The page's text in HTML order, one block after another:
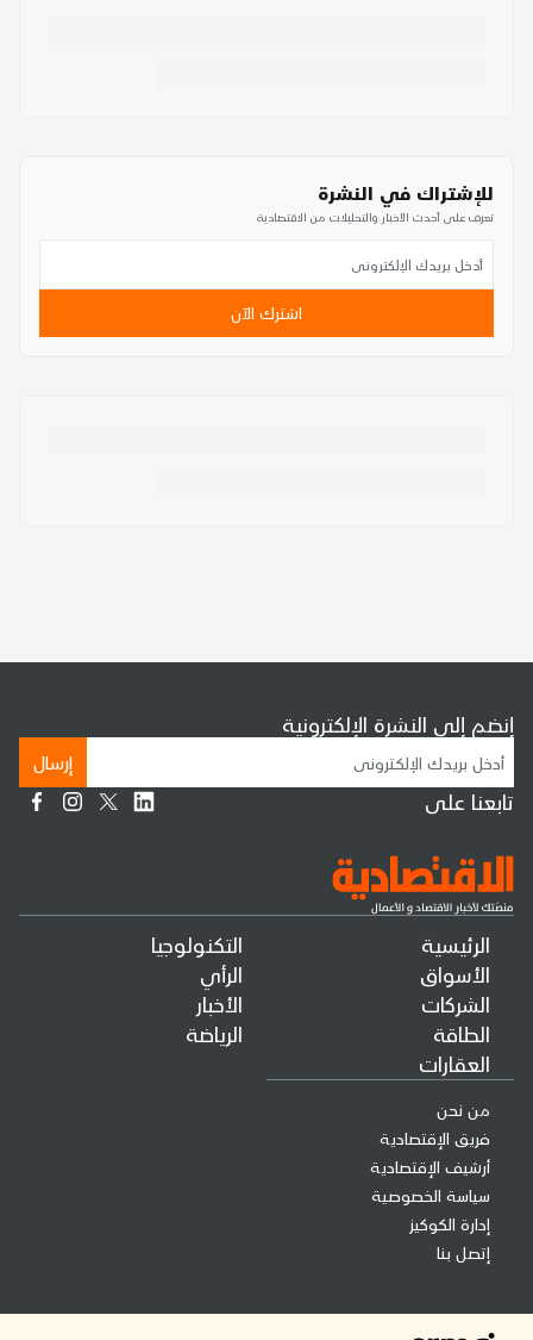
للإشتراك في النشرة
تعرف على أحدث الأخبار والتحليلات من الاقتصادية
اشترك الآن
الرئيسية
الأسواق
الشركات
الطاقة
العقارات
التكنولوجيا
الرأي
الأخبار
الرياضة
من نحن
فريق الإقتصادية
أرشيف الإقتصادية
سياسة الخصوصية
إدارة الكوكيز
إتصل بنا
إنضم إلى النشرة الإلكترونية
إرسال
تابعنا على